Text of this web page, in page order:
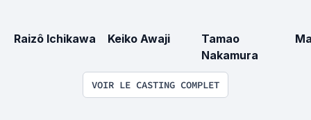
Raizô Ichikawa Keiko Awaji
Tamao
Nakamura
VOIR LE CASTING COMPLET